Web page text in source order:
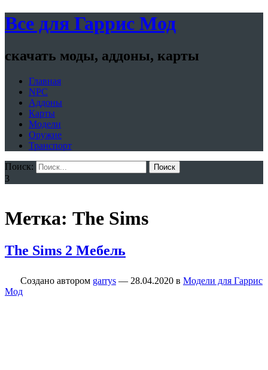
Все для Гаррис Мод
скачать моды, аддоны, карты
Главная
NPC
Аддоны
Карты
Модели
Оружие
Транспорт
Поиск: Поиск
3
Метка: The Sims
The Sims 2 Мебель
Создано автором garrys — 28.04.2020 в Модели для Гаррис
Мод